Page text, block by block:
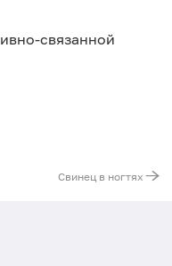
связанной
Свинец в ногтях